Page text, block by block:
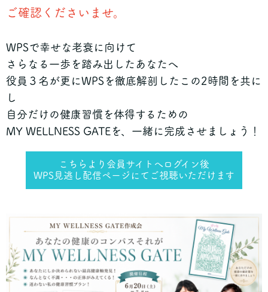
ご確認くださいませ。
WPSで幸せな老衰に向けて
さらなる一歩を踏み出したあなたへ
役員３名が更にWPSを徹底解剖したこの2時間を共に
し
自分だけの健康習慣を体得するための
MY WELLNESS GATEを、一緒に完成させましょう！
こちらより会員サイトへログイン後
WPS見逃し配信ページにてご視聴いただけます